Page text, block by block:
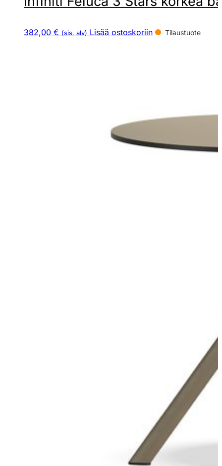
382,00 € (sis. alv) Lisää ostoskoriin Tilaustuote